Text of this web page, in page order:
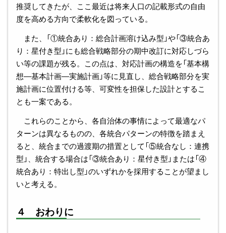
推奨してきたが、ここ最近は将来人口の記載形式の自由
度を高める方向で柔軟化を図っている。
また、「①統合あり：総合計画溶け込み型」や「③統合あ
り：星付き型」にも総合戦略部分の期中改訂に対応しづら
い等の課題が残る。この点は、対応計画の構造を「基本構
想―基本計画―実施計画」等に見直し、総合戦略部分を実
施計画に位置付ける等、可変性を担保した設計とするこ
とも一案である。
これらのことから、各自治体の事情によって最適なパ
ターンは異なるものの、各統合パターンの特徴を踏まえ
ると、統合までの過渡期の措置として「⑤統合なし：連携
型」、統合する場合は「③統合あり：星付き型」または「④
統合あり：特出し型」のいずれかを採用することが望まし
いと考える。
４ おわりに